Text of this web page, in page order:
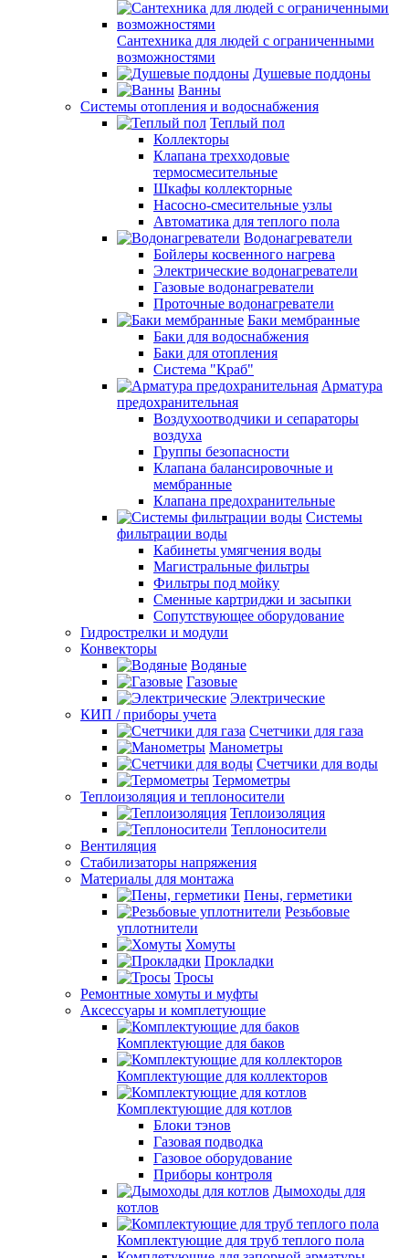
Сантехника для людей с ограниченными
возможностями
Душевые поддоны
Ванны
Системы отопления и водоснабжения
Теплый пол
Коллекторы
Клапана трехходовые
термосмесительные
Шкафы коллекторные
Насосно-смесительные узлы
Автоматика для теплого пола
Водонагреватели
Бойлеры косвенного нагрева
Электрические водонагреватели
Газовые водонагреватели
Проточные водонагреватели
Баки мембранные
Баки для водоснабжения
Баки для отопления
Система "Краб"
Арматура
предохранительная
Воздухоотводчики и сепараторы
воздуха
Группы безопасности
Клапана балансировочные и
мембранные
Клапана предохранительные
Системы
фильтрации воды
Кабинеты умягчения воды
Магистральные фильтры
Фильтры под мойку
Сменные картриджи и засыпки
Сопутствующее оборудование
Гидрострелки и модули
Конвекторы
Водяные
Газовые
Электрические
КИП / приборы учета
Счетчики для газа
Манометры
Счетчики для воды
Термометры
Теплоизоляция и теплоносители
Теплоизоляция
Теплоносители
Вентиляция
Стабилизаторы напряжения
Материалы для монтажа
Пены, герметики
Резьбовые
уплотнители
Хомуты
Прокладки
Тросы
Ремонтные хомуты и муфты
Аксессуары и комплетующие
Комплектующие для баков
Комплектующие для коллекторов
Комплектующие для котлов
Блоки тэнов
Газовая подводка
Газовое оборудование
Приборы контроля
Дымоходы для
котлов
Комплектующие для труб теплого пола